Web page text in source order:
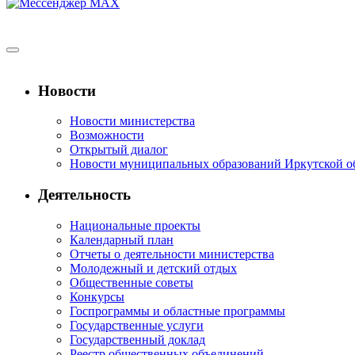
Новости
Новости министерства
Возможности
Открытый диалог
Новости муниципальных образований Иркутской
Деятельность
Национальные проекты
Календарный план
Отчеты о деятельности министерства
Молодежный и детский отдых
Общественные советы
Конкурсы
Госпрограммы и областные программы
Государственные услуги
Государственный доклад